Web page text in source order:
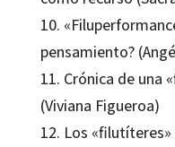
10.
pensamiento?
11. Crónica de una
(Viviana Figueroa)
12. Los